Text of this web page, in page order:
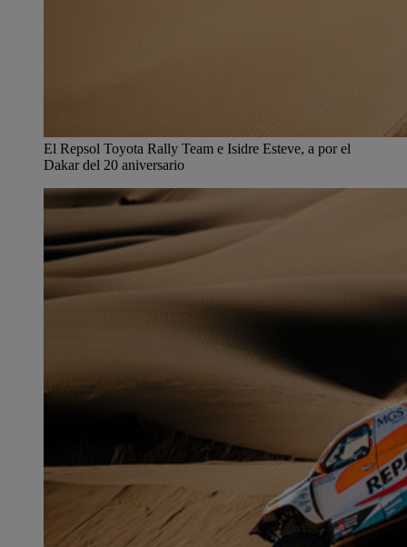
El Repsol Toyota Rally Team e Isidre Esteve, a por el
Dakar del 20 aniversario